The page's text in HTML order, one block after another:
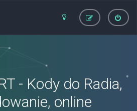
- Kody do Radia,
online